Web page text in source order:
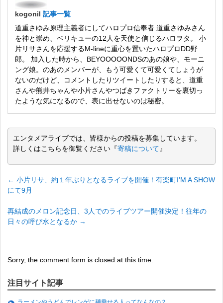
kogonil 記事一覧
道重さゆみ原理主義者にしてハロプロ信奉者 道重さゆみさん
を神と崇め、ベリキューの12人を天使と信じるハロヲタ。 小
片リサさんを応援するM-lineに重心を置いたハロプロDD野
郎。 加入した時から、BEYOOOOONDSのあの娘や、モーニ
ング娘。のあのメンバーが、もう可愛くて可愛くてしょうが
ないのだけど、コメントしたりツイートしたりすると、道重
さんや熊井ちゃんや小片さんやつばきファクトリーを裏切っ
たような気になるので、表に出せないのは秘密。
エンタメアライブでは、皆様からの投稿を募集しています。
詳しくはこちらを御覧ください『寄稿について 』
← 小片リサ、約１年ぶりとなるライブを開催！有楽町I’M A SHOW
にて9月
再結成のメロン記念日、3人でのライブツアー開催決定！往年の
日々の呼び水となるか →
Sorry, the comment form is closed at this time.
注目サイト記事